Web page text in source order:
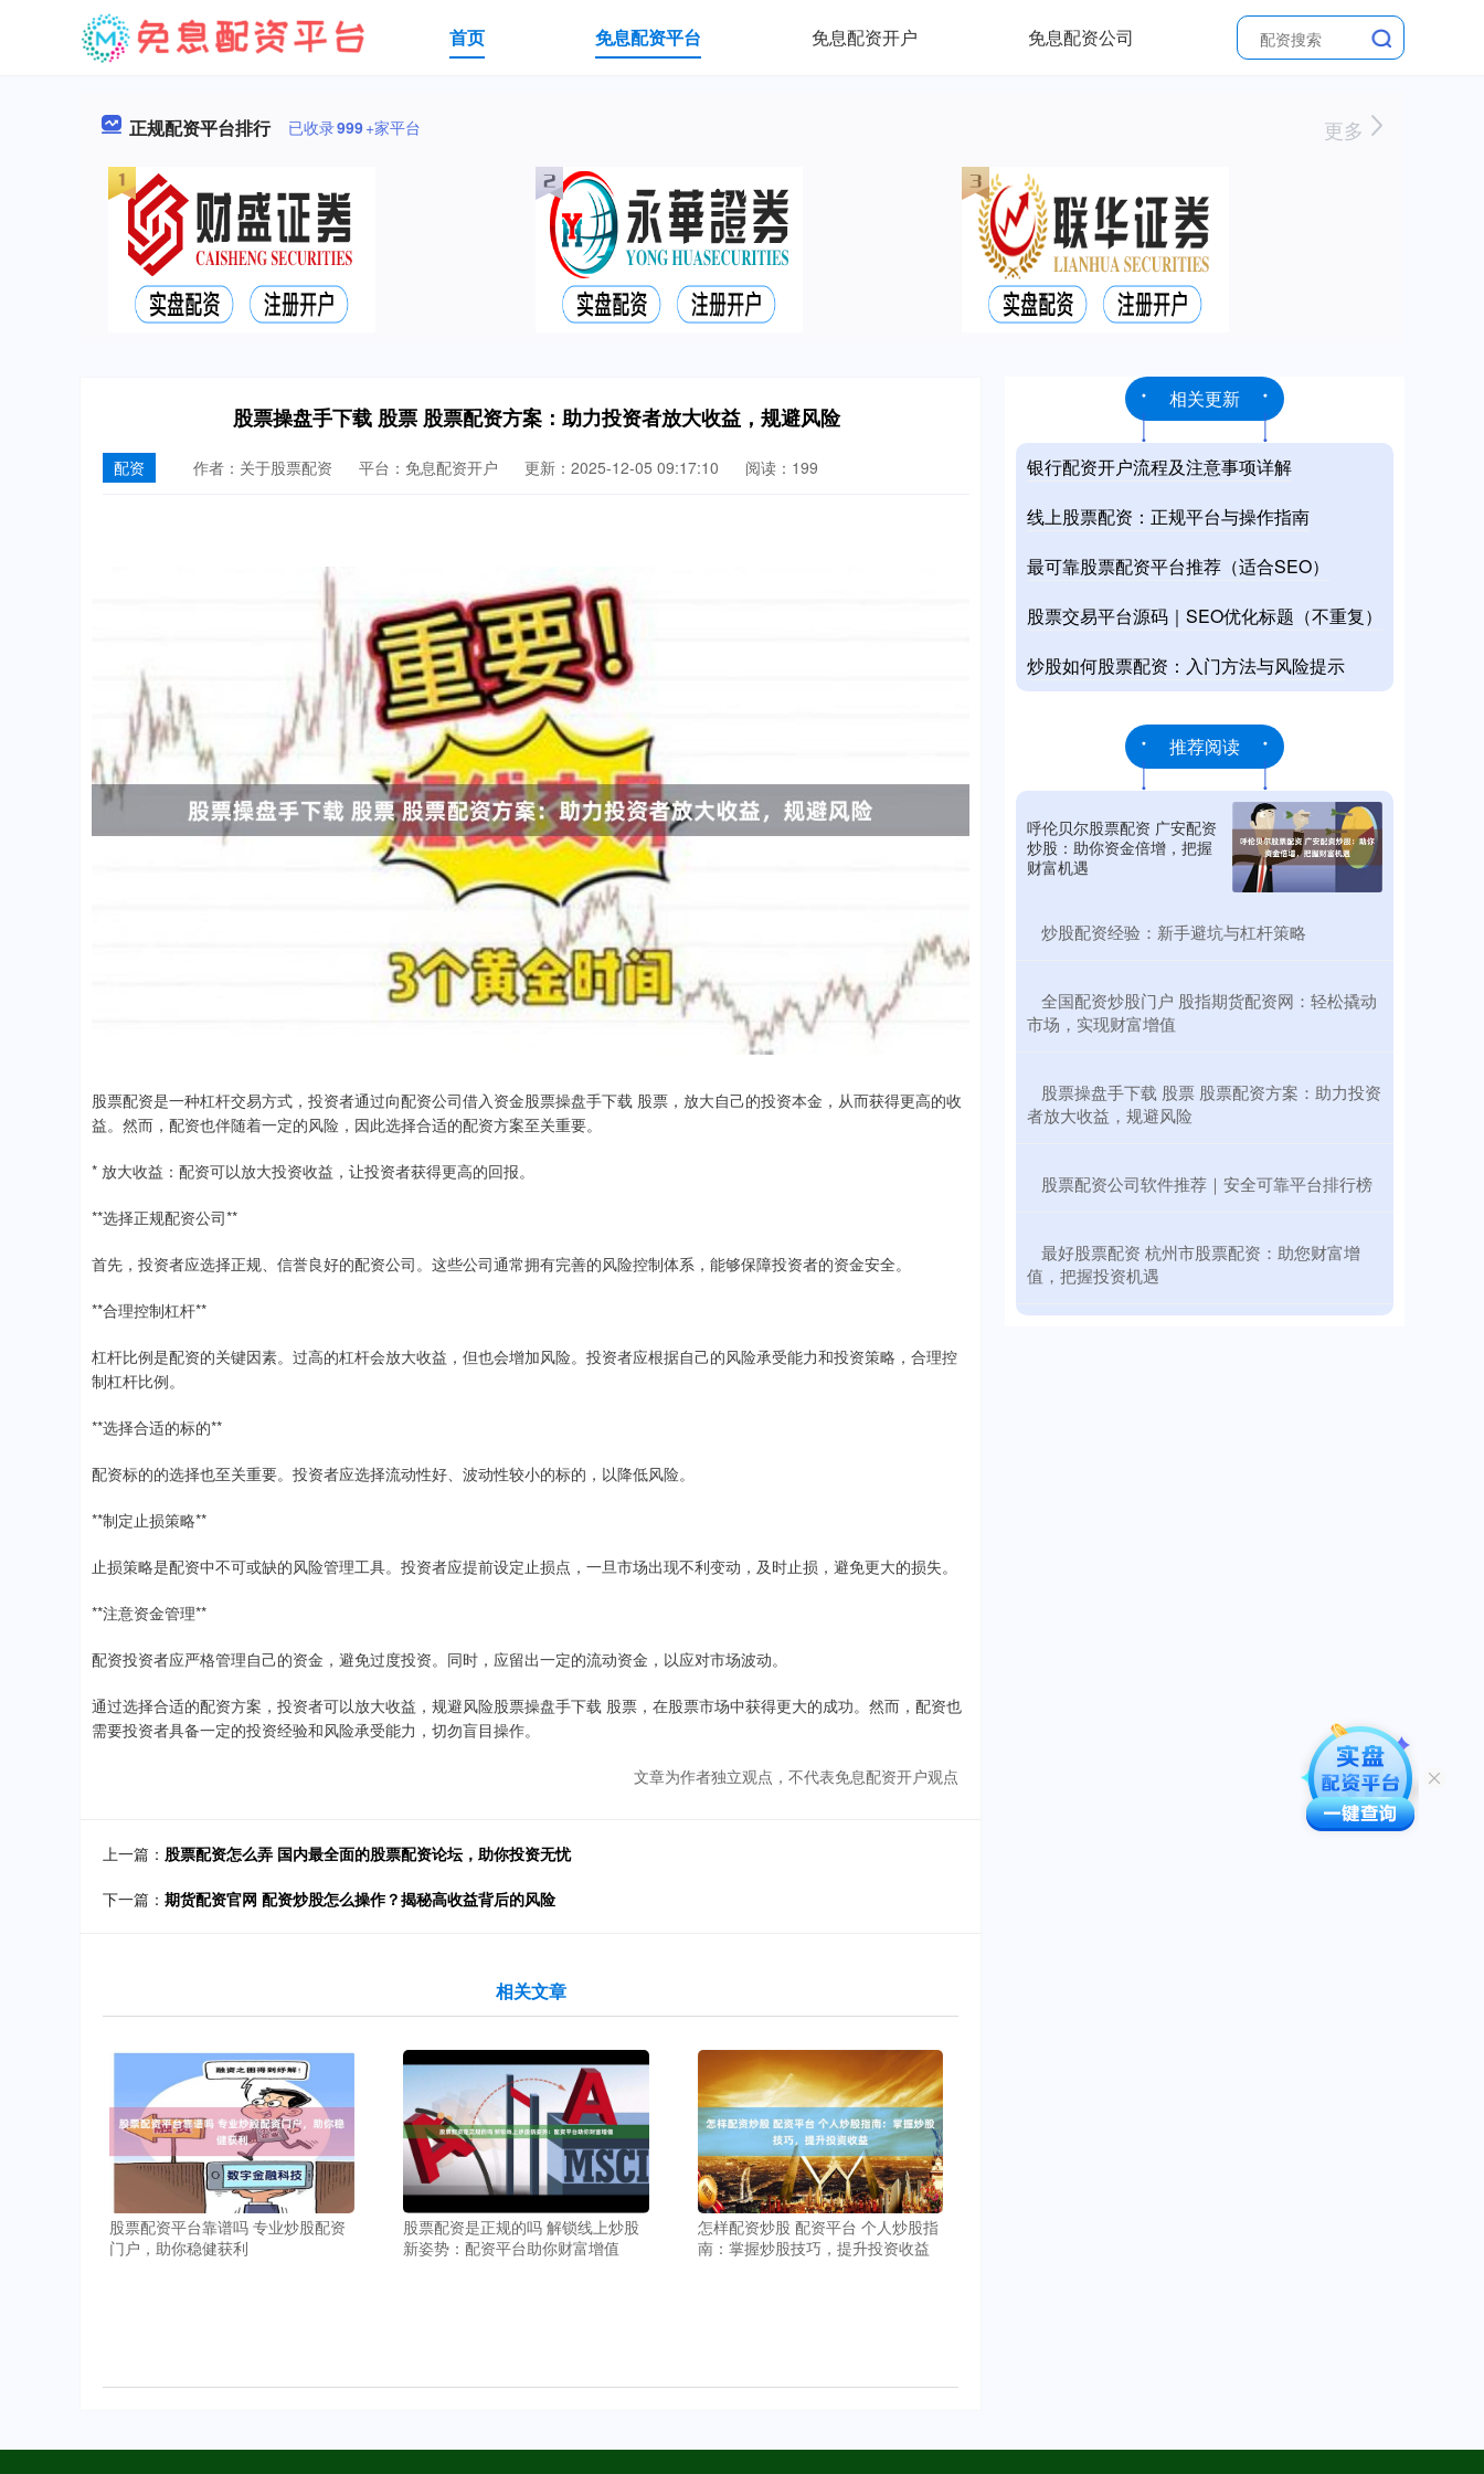
首页 免息配资平台 免息配资开户 免息配资公司
正规配资平台排行 已收录999+家平台 更多
股票操盘手下载 股票 股票配资方案：助力投资者放大收益，规避风险
配资 作者：关于股票配资 平台：免息配资开户 更新：2025-12-05 09:17:10 阅读：199
股票配资是一种杠杆交易方式，投资者通过向配资公司借入资金股票操盘手下载 股票，放大自己的投资本金，从而获得更高的收
益。然而，配资也伴随着一定的风险，因此选择合适的配资方案至关重要。
* 放大收益：配资可以放大投资收益，让投资者获得更高的回报。
**选择正规配资公司**
首先，投资者应选择正规、信誉良好的配资公司。这些公司通常拥有完善的风险控制体系，能够保障投资者的资金安全。
**合理控制杠杆**
杠杆比例是配资的关键因素。过高的杠杆会放大收益，但也会增加风险。投资者应根据自己的风险承受能力和投资策略，合理控
制杠杆比例。
**选择合适的标的**
配资标的的选择也至关重要。投资者应选择流动性好、波动性较小的标的，以降低风险。
**制定止损策略**
止损策略是配资中不可或缺的风险管理工具。投资者应提前设定止损点，一旦市场出现不利变动，及时止损，避免更大的损失。
**注意资金管理**
配资投资者应严格管理自己的资金，避免过度投资。同时，应留出一定的流动资金，以应对市场波动。
通过选择合适的配资方案，投资者可以放大收益，规避风险股票操盘手下载 股票，在股票市场中获得更大的成功。然而，配资也
需要投资者具备一定的投资经验和风险承受能力，切勿盲目操作。
文章为作者独立观点，不代表免息配资开户观点
上一篇： 股票配资怎么弄 国内最全面的股票配资论坛，助你投资无忧
下一篇： 期货配资官网 配资炒股怎么操作？揭秘高收益背后的风险
相关文章
股票配资平台靠谱吗 专业炒股配资
门户，助你稳健获利
股票配资是正规的吗 解锁线上炒股
新姿势：配资平台助你财富增值
怎样配资炒股 配资平台 个人炒股指
南：掌握炒股技巧，提升投资收益
相关更新
银行配资开户流程及注意事项详解
线上股票配资：正规平台与操作指南
最可靠股票配资平台推荐（适合SEO）
股票交易平台源码｜SEO优化标题（不重复）
炒股如何股票配资：入门方法与风险提示
推荐阅读
呼伦贝尔股票配资 广安配资
炒股：助你资金倍增，把握
财富机遇
​炒股配资经验：新手避坑与杠杆策略
​全国配资炒股门户 股指期货配资网：轻松撬动
市场，实现财富增值
​股票操盘手下载 股票 股票配资方案：助力投资
者放大收益，规避风险
​股票配资公司软件推荐｜安全可靠平台排行榜
​最好股票配资 杭州市股票配资：助您财富增
值，把握投资机遇